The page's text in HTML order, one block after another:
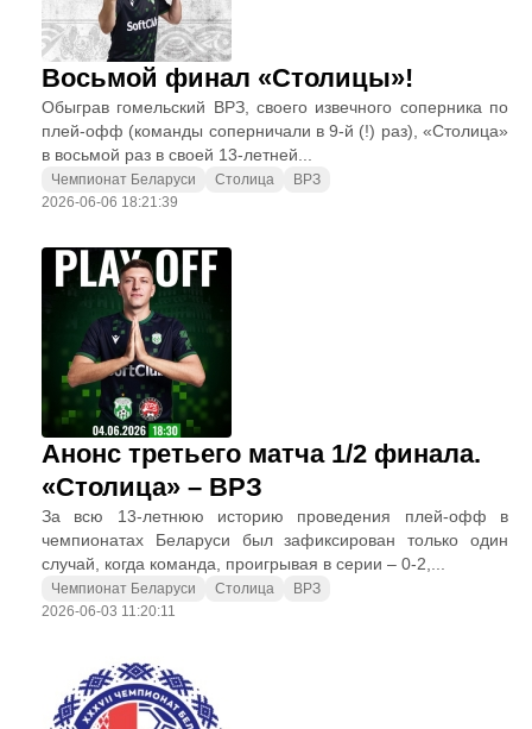
Восьмой финал «Столицы»!
Обыграв гомельский ВРЗ, своего извечного соперника по
плей-офф (команды соперничали в 9-й (!) раз), «Столица»
в восьмой раз в своей 13-летней...
Чемпионат Беларуси Столица
ВРЗ
2026-06-06 18:21:39
Анонс третьего матча 1/2 финала.
«Столица» – ВРЗ
За всю 13-летнюю историю проведения плей-офф в
чемпионатах Беларуси был зафиксирован только один
случай, когда команда, проигрывая в серии – 0-2,...
Чемпионат Беларуси Столица
ВРЗ
2026-06-03 11:20:11